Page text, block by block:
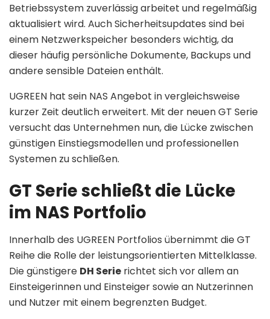
Betriebssystem zuverlässig arbeitet und regelmäßig
aktualisiert wird. Auch Sicherheitsupdates sind bei
einem Netzwerkspeicher besonders wichtig, da
dieser häufig persönliche Dokumente, Backups und
andere sensible Dateien enthält.
UGREEN hat sein NAS Angebot in vergleichsweise
kurzer Zeit deutlich erweitert. Mit der neuen GT Serie
versucht das Unternehmen nun, die Lücke zwischen
günstigen Einstiegsmodellen und professionellen
Systemen zu schließen.
GT Serie schließt die Lücke
im NAS Portfolio
Innerhalb des UGREEN Portfolios übernimmt die GT
Reihe die Rolle der leistungsorientierten Mittelklasse.
Die günstigere DH Serie richtet sich vor allem an
Einsteigerinnen und Einsteiger sowie an Nutzerinnen
und Nutzer mit einem begrenzten Budget.